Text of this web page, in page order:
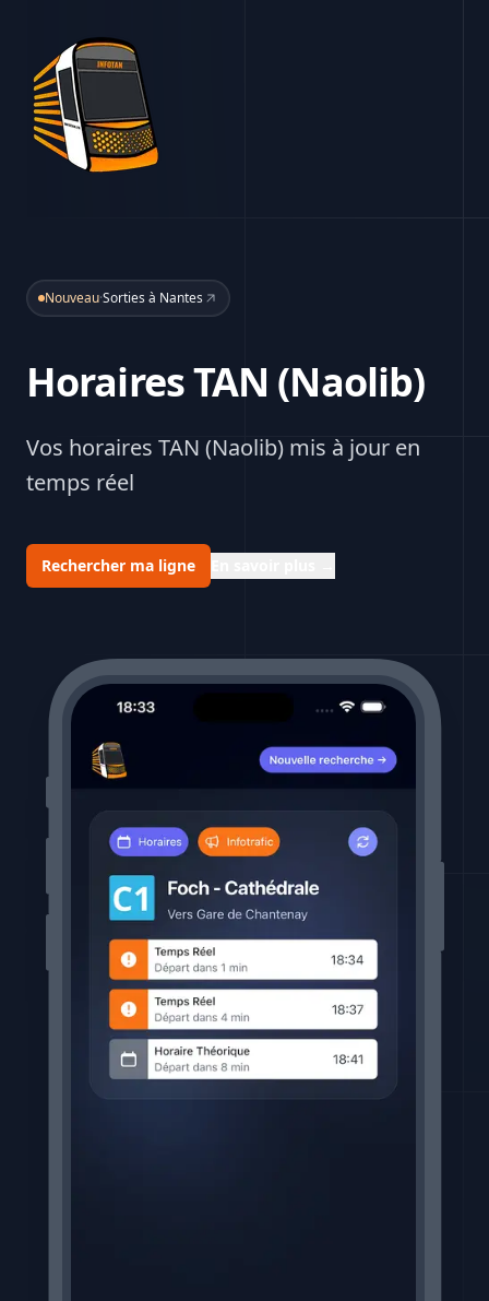
Nouveau·Sorties à Nantes
Horaires TAN (Naolib)
Vos horaires TAN (Naolib) mis à jour en
temps réel
Rechercher ma ligne